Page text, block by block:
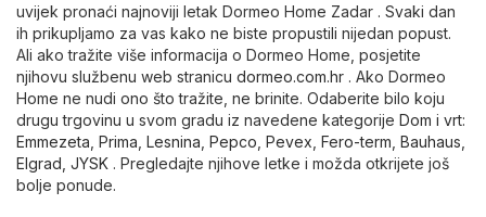
uvijek pronaći najnoviji letak Dormeo Home Zadar . Svaki dan
ih prikupljamo za vas kako ne biste propustili nijedan popust.
Ali ako tražite više informacija o Dormeo Home, posjetite
njihovu službenu web stranicu dormeo.com.hr . Ako Dormeo
Home ne nudi ono što tražite, ne brinite. Odaberite bilo koju
drugu trgovinu u svom gradu iz navedene kategorije Dom i vrt:
Emmezeta Prima Lesnina Pepco Pevex Fero-term Bauhaus
Elgrad JYSK . Pregledajte njihove letke i možda otkrijete još
bolje ponude.